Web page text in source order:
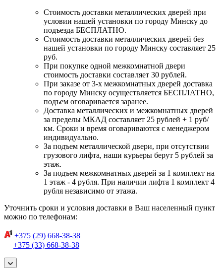
Стоимость доставки металлических дверей при
условии нашей установки по городу Минску до
подъезда БЕСПЛАТНО.
Стоимость доставки металлических дверей без
нашей установки по городу Минску составляет 25
руб.
При покупке одной межкомнатной двери
стоимость доставки составляет 30 рублей.
При заказе от 3-х межкомнатных дверей доставка
по городу Минску осуществляется БЕСПЛАТНО,
подъем оговаривается заранее.
Доставка металлических и межкомнатных дверей
за пределы МКАД составляет 25 рублей + 1 руб/
км. Сроки и время оговариваются с менеджером
индивидуально.
За подъем металлической двери, при отсутствии
грузового лифта, наши курьеры берут 5 рублей за
этаж.
За подъем межкомнатных дверей за 1 комплект на
1 этаж - 4 рубля. При наличии лифта 1 комплект 4
рубля независимо от этажа.
Уточнить сроки и условия доставки в Ваш населенный пункт
можно по телефонам:
+375 (29) 668-38-38
+375 (33) 668-38-38